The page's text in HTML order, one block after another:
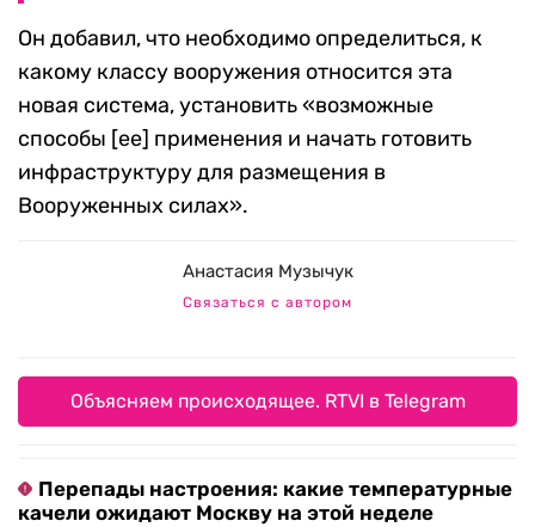
Он добавил, что необходимо определиться, к
какому классу вооружения относится эта
новая система, установить «возможные
способы [ее] применения и начать готовить
инфраструктуру для размещения в
Вооруженных силах».
Анастасия Музычук
Связаться с автором
Объясняем происходящее. RTVI в Telegram
Перепады настроения: какие температурные
качели ожидают Москву на этой неделе